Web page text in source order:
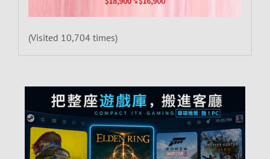
(Visited 10,704 times)